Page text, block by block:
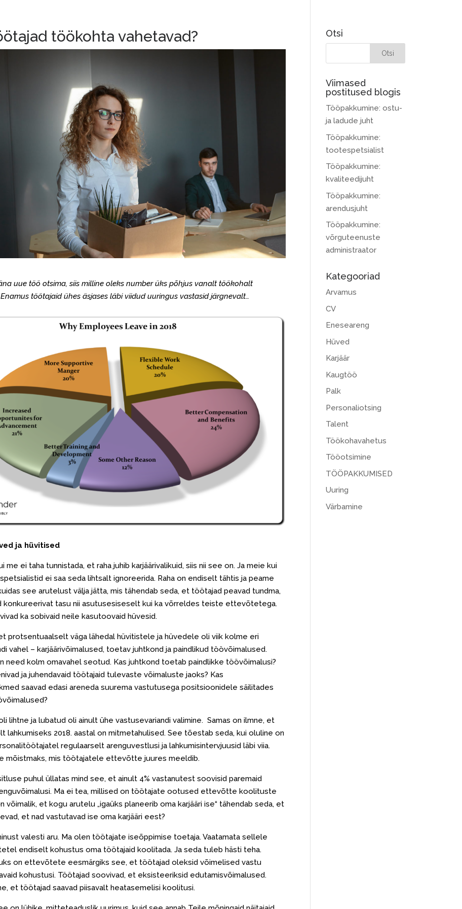
töökohta vahetavad?
uue töö otsima, siis milline oleks number üks põhjus vanalt töökohalt
töötajaid ühes äsjases läbi viidud uuringus vastasid järgnevalt…
ja hüvitised
me ei taha tunnistada, et raha juhib karjäärivalikuid, siis nii see on. Ja meie kui
ei saa seda lihtsalt ignoreerida. Raha on endiselt tähtis ja peame
see arutelust välja jätta, mis tähendab seda, et töötajad peavad tundma,
konkureerivat tasu nii asutusesiseselt kui ka võrreldes teiste ettevõtetega.
ka sobivaid neile kasutoovaid hüvesid.
protsentuaalselt väga lähedal hüvitistele ja hüvedele oli viik kolme eri
vahel – karjäärivõimalused, toetav juhtkond ja paindlikud töövõimalused.
need kolm omavahel seotud. Kas juhtkond toetab paindlikke töövõimalusi?
ja juhendavaid töötajaid tulevaste võimaluste jaoks? Kas
saavad edasi areneda suurema vastutusega positsioonidele säilitades
lihtne ja lubatud oli ainult ühe vastusevariandi valimine. Samas on ilmne, et
lahkumiseks 2018. aastal on mitmetahulised. See tõestab seda, kui oluline on
regulaarselt arenguvestlusi ja lahkumisintervjuusid läbi viia.
mõistmaks, mis töötajatele ettevõtte juures meeldib.
puhul üllatas mind see, et ainult 4% vastanutest soovisid paremaid
Ma ei tea, millised on töötajate ootused ettevõtte koolituste
võimalik, et kogu arutelu „igaüks planeerib oma karjääri ise“ tähendab seda, et
et nad vastutavad ise oma karjääri eest?
valesti aru. Ma olen töötajate iseõppimise toetaja. Vaatamata sellele
endiselt kohustus oma töötajaid koolitada. Ja seda tuleb hästi teha.
on ettevõtete eesmärgiks see, et töötajad oleksid võimelised vastu
kohustusi. Töötajad soovivad, et eksisteeriksid edutamisvõimalused.
et töötajad saavad piisavalt heatasemelisi koolitusi.
Otsi
Viimased
postitused blogis
Tööpakkumine: ostu-
ja ladude juht
Tööpakkumine:
tootespetsialist
Tööpakkumine:
kvaliteedijuht
Tööpakkumine:
arendusjuht
Tööpakkumine:
võrguteenuste
administraator
Kategooriad
Arvamus
CV
Eneseareng
Hüved
Karjäär
Kaugtöö
Palk
Personaliotsing
Talent
Töökohavahetus
Tööotsimine
TÖÖPAKKUMISED
Uuring
Värbamine